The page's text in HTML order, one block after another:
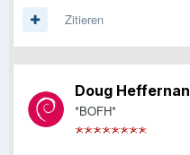
Zitieren
Doug Heffernan
*BOFH*